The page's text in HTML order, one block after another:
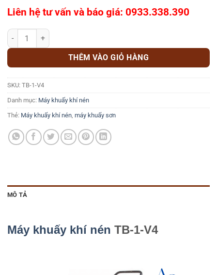
Liên hệ tư vấn và báo giá: 0933.338.390
Máy khuấy khí nén TB-1-V4 số lượng
THÊM VÀO GIỎ HÀNG
SKU: TB-1-V4
Danh mục: Máy khuấy khí nén
Thẻ: Máy khuấy khí nén máy khuấy sơn
MÔ TẢ
Máy khuấy khí nén TB-1-V4